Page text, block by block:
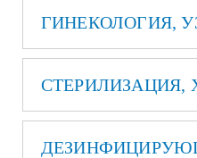
ГИНЕКОЛОГИЯ,
СТЕРИЛИЗАЦИЯ,